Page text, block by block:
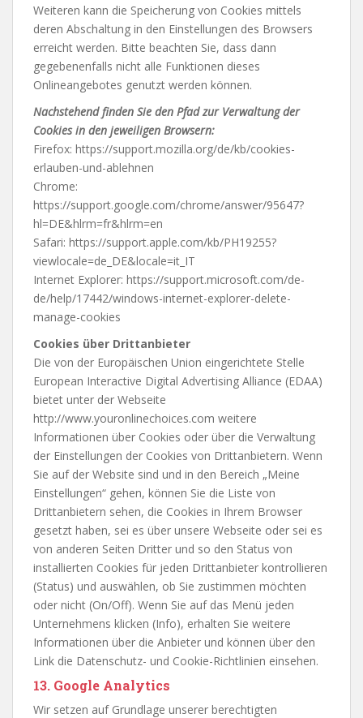
Weiteren kann die Speicherung von Cookies mittels
deren Abschaltung in den Einstellungen des Browsers
erreicht werden. Bitte beachten Sie, dass dann
gegebenenfalls nicht alle Funktionen dieses
Onlineangebotes genutzt werden können.
Nachstehend finden Sie den Pfad zur Verwaltung der
Cookies in den jeweiligen Browsern:
Firefox: https://support.mozilla.org/de/kb/cookies-
erlauben-und-ablehnen
Chrome:
https://support.google.com/chrome/answer/95647?
hl=DE&hlrm=fr&hlrm=en
Safari: https://support.apple.com/kb/PH19255?
viewlocale=de_DE&locale=it_IT
Internet Explorer: https://support.microsoft.com/de-
de/help/17442/windows-internet-explorer-delete-
manage-cookies
Cookies über Drittanbieter
Die von der Europäischen Union eingerichtete Stelle
European Interactive Digital Advertising Alliance (EDAA)
bietet unter der Webseite
http://www.youronlinechoices.com weitere
Informationen über Cookies oder über die Verwaltung
der Einstellungen der Cookies von Drittanbietern. Wenn
Sie auf der Website sind und in den Bereich „Meine
Einstellungen“ gehen, können Sie die Liste von
Drittanbietern sehen, die Cookies in Ihrem Browser
gesetzt haben, sei es über unsere Webseite oder sei es
von anderen Seiten Dritter und so den Status von
installierten Cookies für jeden Drittanbieter kontrollieren
(Status) und auswählen, ob Sie zustimmen möchten
oder nicht (On/Off). Wenn Sie auf das Menü jeden
Unternehmens klicken (Info), erhalten Sie weitere
Informationen über die Anbieter und können über den
Link die Datenschutz- und Cookie-Richtlinien einsehen.
13. Google Analytics
Wir setzen auf Grundlage unserer berechtigten